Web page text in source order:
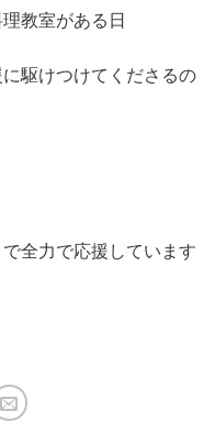
教室がある日
駆けつけてくださるの
全力で応援しています